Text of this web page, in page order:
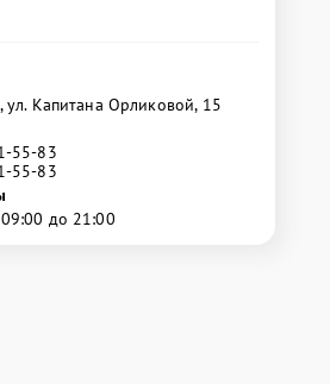
ул. Капитана Орликовой, 15
55-83
55-83
до 21:00